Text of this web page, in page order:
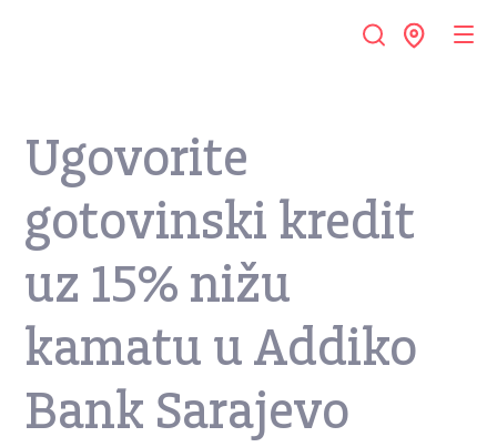
Ugovorite
gotovinski kredit
uz 15% nižu
kamatu u Addiko
Bank Sarajevo